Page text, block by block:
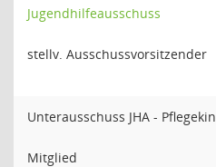
Jugendhilfeausschuss
stellv. Ausschussvorsitzender
Unterausschuss JHA -
Mitglied